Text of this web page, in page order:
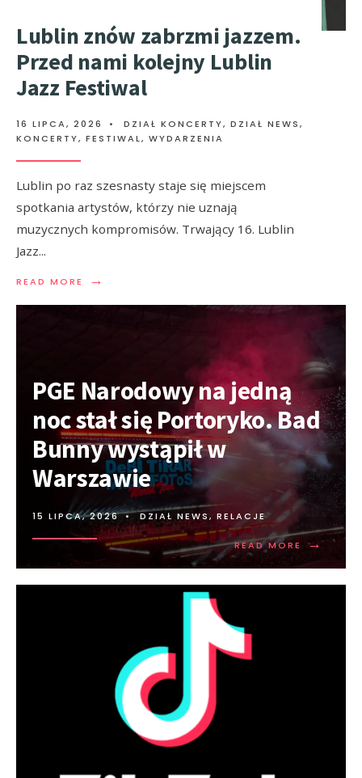
Lublin znów zabrzmi jazzem.
Przed nami kolejny Lublin
Jazz Festiwal
16 LIPCA, 2026 • DZIAŁ KONCERTY, DZIAŁ NEWS,
KONCERTY, FESTIWAL, WYDARZENIA
Lublin po raz szesnasty staje się miejscem
spotkania artystów, którzy nie uznają
muzycznych kompromisów. Trwający 16. Lublin
Jazz...
READ MORE →
PGE Narodowy na jedną
noc stał się Portoryko. Bad
Bunny wystąpił w
Warszawie
15 LIPCA, 2026 • DZIAŁ NEWS, RELACJE
READ MORE →